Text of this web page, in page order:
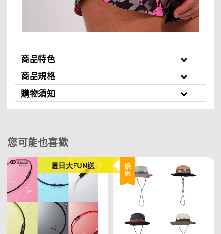
商品特色
商品規格
購物須知
您可能也喜歡
夏日大FUN送 優惠